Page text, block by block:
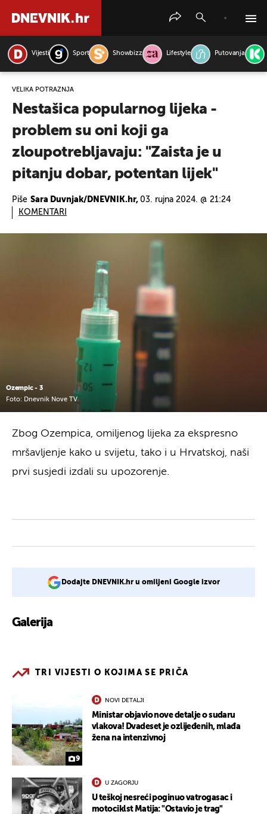
Vijesti Sport Showbizz Lifestyle Putovanja
VELIKA POTRAŽNJA
Nestašica popularnog lijeka -
problem su oni koji ga
zloupotrebljavaju: "Zaista je u
pitanju dobar, potentan lijek"
Piše Sara Duvnjak/DNEVNIK.hr, 03. rujna 2024. @ 21:24
KOMENTARI
Ozempic - 3
Foto: Dnevnik Nove TV
Zbog Ozempica, omiljenog lijeka za ekspresno
mršavljenje kako u svijetu, tako i u Hrvatskoj, naši
prvi susjedi izdali su upozorenje.
Dodajte DNEVNIK.hr u omiljeni Google izvor
Galerija
TRI VIJESTI O KOJIMA SE PRIČA
9
NOVI DETALJI
Ministar objavio nove detalje o sudaru
vlakova! Dvadeset je ozlijeđenih, mlađa
žena na intenzivnoj
U ZAGORJU
U teškoj nesreći poginuo vatrogasac i
motociklst Matija: "Ostavio je trag"
PRETRAŽITE VIJESTI